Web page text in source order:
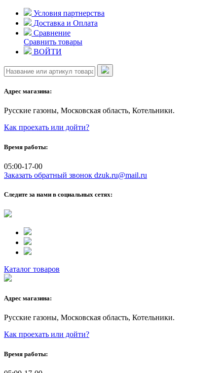
Skip
content
Условия партнерства
Доставка и Оплата
Сравнение
Сравнить товары
ВОЙТИ
Адрес магазина:
Русские газоны, Московская область, Котельники.
Как проехать или дойти?
Время работы:
05:00-17-00
Заказать обратный звонок dzuk.ru@mail.ru
Следите за нами в социальных сетях:
Каталог товаров
Адрес магазина:
Русские газоны, Московская область, Котельники.
Как проехать или дойти?
Время работы: